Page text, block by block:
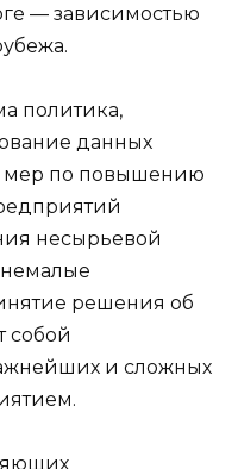
— зависимостью
политика,
данных
мер по повышению
несырьевой
решения об
собой
и сложных